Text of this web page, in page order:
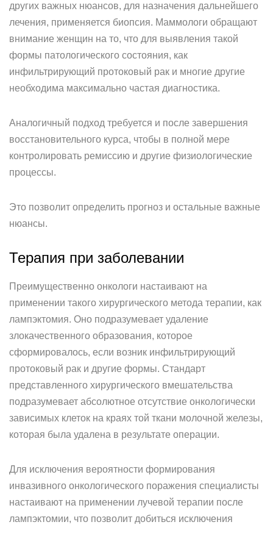
других важных нюансов, для назначения дальнейшего
лечения, применяется биопсия. Маммологи обращают
внимание женщин на то, что для выявления такой
формы патологического состояния, как
инфильтрирующий протоковый рак и многие другие
необходима максимально частая диагностика.
Аналогичный подход требуется и после завершения
восстановительного курса, чтобы в полной мере
контролировать ремиссию и другие физиологические
процессы.
Это позволит определить прогноз и остальные важные
нюансы.
Терапия при заболевании
Преимущественно онкологи настаивают на
применении такого хирургического метода терапии, как
лампэктомия. Оно подразумевает удаление
злокачественного образования, которое
сформировалось, если возник инфильтрирующий
протоковый рак и другие формы. Стандарт
представленного хирургического вмешательства
подразумевает абсолютное отсутствие онкологически
зависимых клеток на краях той ткани молочной железы,
которая была удалена в результате операции.
Для исключения вероятности формирования
инвазивного онкологического поражения специалисты
настаивают на применении лучевой терапии после
лампэктомии, что позволит добиться исключения